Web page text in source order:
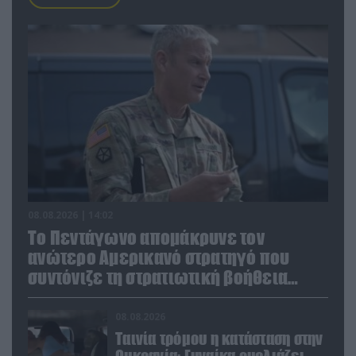
Το Πεντάγωνο απομάκρυνε τον
ανώτερο Αμερικανό στρατηγό που
συντόνιζε τη στρατιωτική βοήθεια
προς την Ουκρανία
Ταινία τρόμου η κατάσταση στην